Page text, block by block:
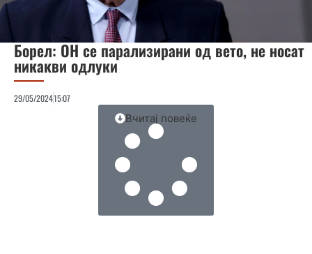
Борел: ОН се парализирани од вето, не носат
никакви одлуки
29/05/202415:07
Вчитај повеќе